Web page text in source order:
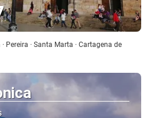
Ver
Pereira · Santa Marta · Cartagena de